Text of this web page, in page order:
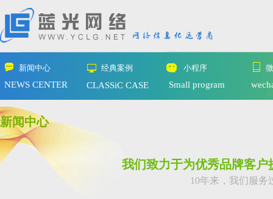
新闻中心
NEWS CENTER
经典案例
CLASSiC CASE
小程序
Small program
新闻中心
我们致力于为优秀品牌客
10年来，我们服务